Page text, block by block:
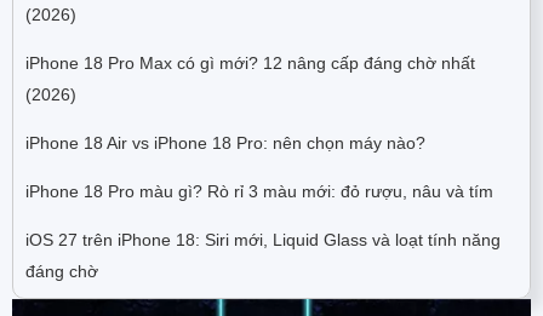
(2026)
iPhone 18 Pro Max có gì mới? 12 nâng cấp đáng chờ nhất
(2026)
iPhone 18 Air vs iPhone 18 Pro: nên chọn máy nào?
iPhone 18 Pro màu gì? Rò rỉ 3 màu mới: đỏ rượu, nâu và tím
iOS 27 trên iPhone 18: Siri mới, Liquid Glass và loạt tính năng
đáng chờ